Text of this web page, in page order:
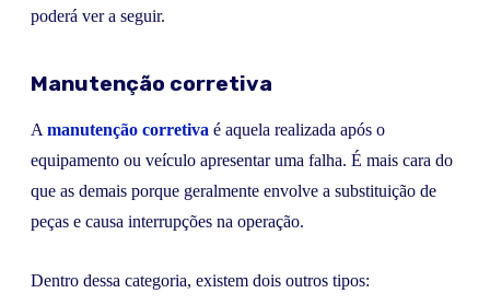
poderá ver a seguir.
Manutenção corretiva
A manutenção corretiva é aquela realizada após o
equipamento ou veículo apresentar uma falha. É mais cara do
que as demais porque geralmente envolve a substituição de
peças e causa interrupções na operação.
Dentro dessa categoria, existem dois outros tipos: